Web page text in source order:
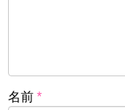
名前 *